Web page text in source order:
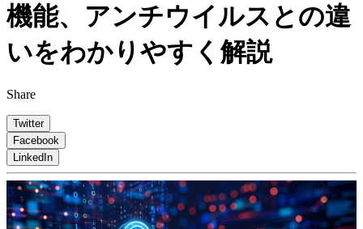
機能、アンチウイルスとの違
いをわかりやすく解説
Share
Twitter
Facebook
LinkedIn